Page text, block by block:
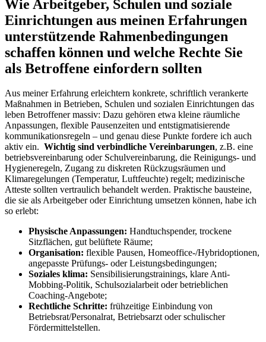
Wie Arbeitgeber, Schulen und soziale
Einrichtungen aus meinen Erfahrungen
unterstützende Rahmenbedingungen
schaffen können und⁢ welche Rechte Sie
als Betroffene einfordern sollten
Aus⁣ meiner Erfahrung erleichtern konkrete, ‍schriftlich verankerte
Maßnahmen in Betrieben, Schulen ⁢und sozialen Einrichtungen ⁣das
leben ‍Betroffener ‌massiv: Dazu gehören etwa kleine räumliche
Anpassungen, flexible Pausenzeiten und entstigmatisierende
‍kommunikationsregeln – und genau diese‌ Punkte ‍fordere ich auch
aktiv ⁤ein. ⁢ Wichtig sind verbindliche Vereinbarungen,​ z.B. eine
betriebsvereinbarung⁣ oder Schulvereinbarung, die⁣ Reinigungs-‍ und
Hygieneregeln, Zugang zu diskreten Rückzugsräumen und
Klimaregelungen (Temperatur, Luftfeuchte) regelt; medizinische
Atteste sollten ⁢vertraulich behandelt⁣ werden. Praktische​ bausteine,
die sie⁤ als Arbeitgeber oder Einrichtung umsetzen können, ​habe ich
so erlebt:
Physische Anpassungen: Handtuchspender, trockene⁢
Sitzflächen, gut belüftete Räume;
Organisation: flexible‌ Pausen, Homeoffice-/Hybridoptionen,
angepasste Prüfungs- oder Leistungsbedingungen;
Soziales klima: Sensibilisierungstrainings, klare Anti-
Mobbing-Politik, Schulsozialarbeit oder betrieblichen
Coaching-Angebote;
Rechtliche Schritte: frühzeitige Einbindung von
Betriebsrat/Personalrat, Betriebsarzt oder schulischer
Fördermittelstellen.